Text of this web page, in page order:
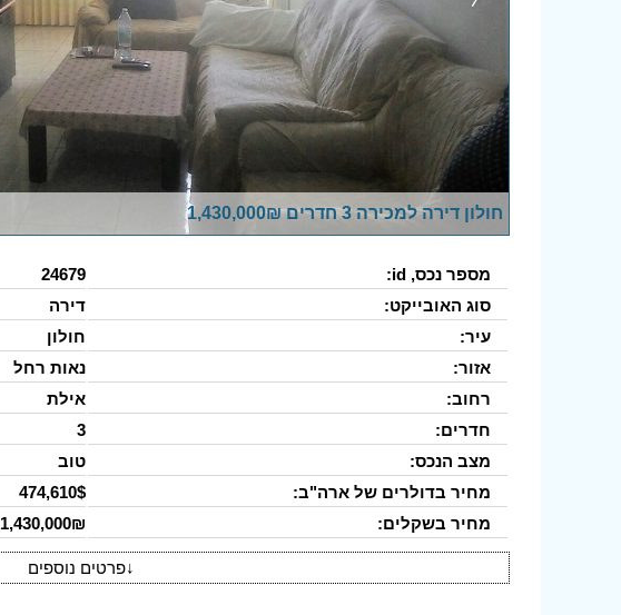
חולון דירה למכירה 3 חדרים 1,430,000₪
מספר נכס, id:
24679
סוג האובייקט:
דירה
עיר:
חולון
אזור:
נאות רחל
רחוב:
אילת
חדרים:
3
מצב הנכס:
טוב
מחיר בדולרים של ארה"ב:
474,610$
מחיר בשקלים:
1,430,000₪
↓פרטים נוספים